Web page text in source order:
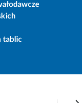
tablic